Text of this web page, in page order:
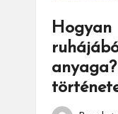
Hogyan